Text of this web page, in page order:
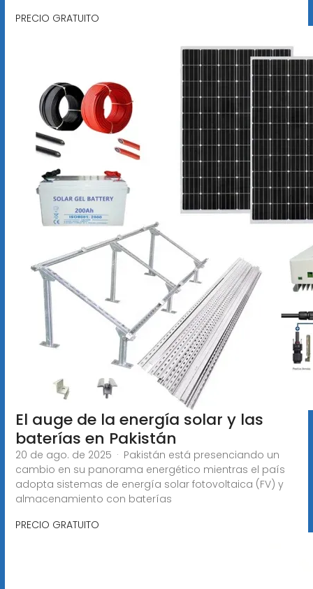
PRECIO GRATUITO
El auge de la energía solar y las
baterías en Pakistán
20 de ago. de 2025 · Pakistán está presenciando un
cambio en su panorama energético mientras el país
adopta sistemas de energía solar fotovoltaica (FV) y
almacenamiento con baterías
PRECIO GRATUITO